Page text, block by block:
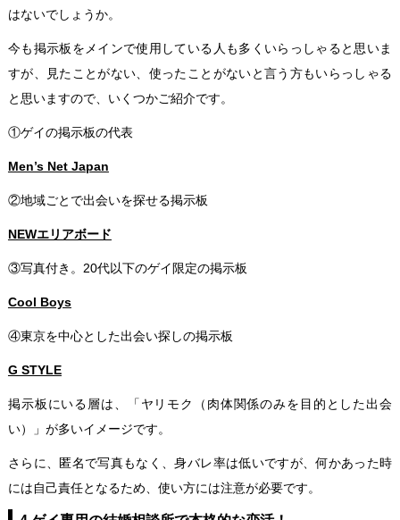
はないでしょうか。
今も掲示板をメインで使用している人も多くいらっしゃると思いま
すが、見たことがない、使ったことがないと言う方もいらっしゃる
と思いますので、いくつかご紹介です。
①ゲイの掲示板の代表
Men’s Net Japan
②地域ごとで出会いを探せる掲示板
NEWエリアボード
③写真付き。20代以下のゲイ限定の掲示板
Cool Boys
④東京を中心とした出会い探しの掲示板
G STYLE
掲示板にいる層は、「ヤリモク（肉体関係のみを目的とした出会
い）」が多いイメージです。
さらに、匿名で写真もなく、身バレ率は低いですが、何かあった時
には自己責任となるため、使い方には注意が必要です。